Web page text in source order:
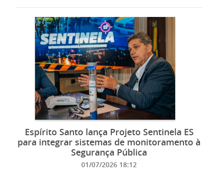
Espírito Santo lança Projeto Sentinela ES
para integrar sistemas de monitoramento à
Segurança Pública
01/07/2026 18:12